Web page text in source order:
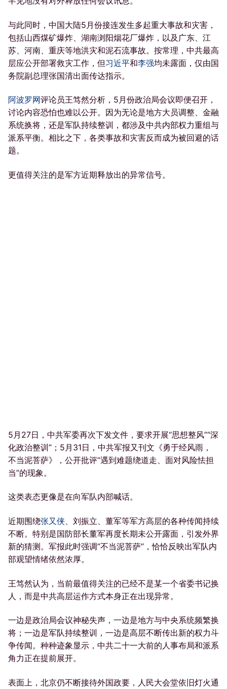
与此同时，中国大陆5月份接连发生多起重大事故和灾害，
包括山西煤矿爆炸、湖南浏阳烟花厂爆炸，以及广东、江
苏、河南、重庆等地洪灾和泥石流事故。按常理，中共最高
层应公开部署救灾工作，但习近平和李强均未露面，仅由国
务院副总理张国清出面传达指示。
阿波罗网评论员王笃然分析，5月份政治局会议即便召开，
讨论内容恐怕也难以公开。因为无论是地方大员调整、金融
系统换将，还是军队持续整训，都涉及中共内部权力重组与
派系平衡。相比之下，各类事故和灾害反而成为被回避的话
题。
更值得关注的是军方近期释放出的异常信号。
5月27日，中共军委再次下发文件，要求开展“思想整风”“深
化政治整训”；5月31日，中共军报又刊文《勇于经风雨，
不当泥菩萨》，公开批评“遇到难题绕道走、面对风险怯担
当”的现象。
这类表态更像是在向军队内部喊话。
近期围绕张又侠、刘振立、董军等军方高层的各种传闻持续
不断。特别是国防部长董军再度长期未公开露面，引发外界
新的猜测。军报此时强调“不当泥菩萨”，恰恰反映出军队内
部观望情绪依然浓厚。
王笃然认为，当前最值得关注的已经不是某一个省委书记换
人，而是中共高层运作方式本身正在出现异常。
一边是政治局会议神秘失声，一边是地方与中央系统频繁换
将；一边是军队持续整训，一边是高层不断传出新的权力斗
争传闻。种种迹象显示，中共二十一大前的人事布局和派系
角力正在提前展开。
表面上，北京仍不断接待外国政要，人民大会堂依旧灯火通